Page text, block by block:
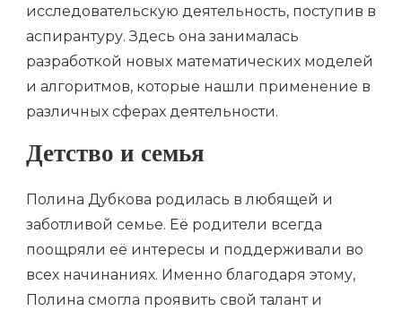
исследовательскую деятельность, поступив в
аспирантуру. Здесь она занималась
разработкой новых математических моделей
и алгоритмов, которые нашли применение в
различных сферах деятельности.
Детство и семья
Полина Дубкова родилась в любящей и
заботливой семье. Её родители всегда
поощряли её интересы и поддерживали во
всех начинаниях. Именно благодаря этому,
Полина смогла проявить свой талант и